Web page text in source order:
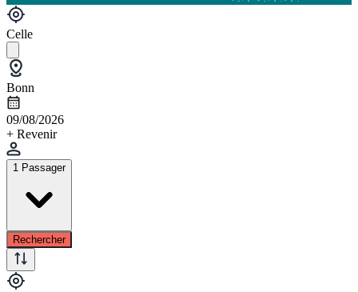
Celle
Bonn
09/08/2026
+ Revenir
1 Passager
Rechercher